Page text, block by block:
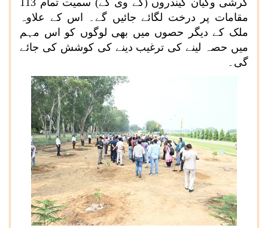
کرشی وگیان کیندروں (کے وی کے) سمیت تمام 113
مقامات پر درخت لگائے جائیں گے۔ اس کے علاوہ
ملک کے دیگر حصوں میں بھی لوگوں کو اس مہم
میں حصہ لینے کی ترغیب دینے کی کوشش کی جائے
گی۔